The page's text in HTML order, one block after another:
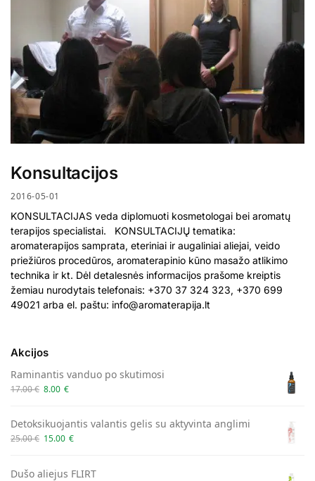
Konsultacijos
2016-05-01
KONSULTACIJAS veda diplomuoti kosmetologai bei aromatų
terapijos specialistai. KONSULTACIJŲ tematika:
aromaterapijos samprata, eteriniai ir augaliniai aliejai, veido
priežiūros procedūros, aromaterapinio kūno masažo atlikimo
technika ir kt. Dėl detalesnės informacijos prašome kreiptis
žemiau nurodytais telefonais: +370 37 324 323, +370 699
49021 arba el. paštu: info@aromaterapija.lt
Akcijos
Raminantis vanduo po skutimosi
17.00€ 8.00 €
Detoksikuojantis valantis gelis su aktyvinta anglimi
25.00€ 15.00 €
Dušo aliejus FLIRT